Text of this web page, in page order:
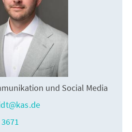
und Social Media